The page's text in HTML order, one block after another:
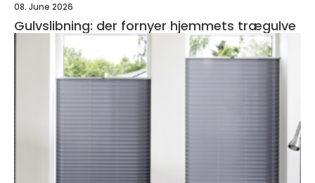
08. June 2026
Gulvslibning: der fornyer hjemmets trægulve